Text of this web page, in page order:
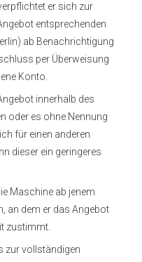
er sich zur
entsprechenden
ab Benachrichtigung
per Überweisung
Konto.
innerhalb des
oder es ohne Nennung
für einen anderen
dieser ein geringeres
Maschine ab jenem
an dem er das Angebot
zustimmt.
zur vollständigen